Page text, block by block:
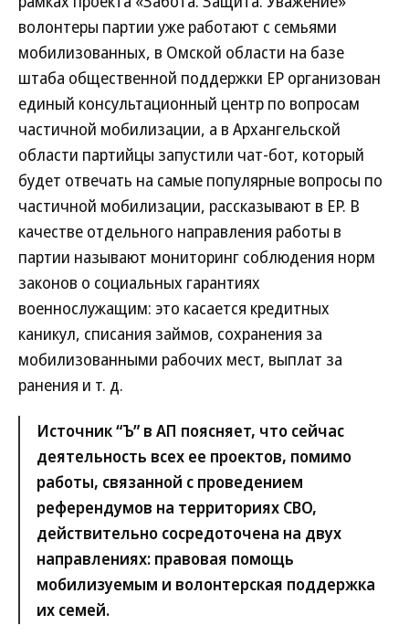
волонтеры партии уже работают с семьями
мобилизованных, в Омской области на базе
штаба общественной поддержки ЕР организован
единый консультационный центр по вопросам
частичной мобилизации, а в Архангельской
области партийцы запустили чат-бот, который
будет отвечать на самые популярные вопросы по
частичной мобилизации, рассказывают в ЕР. В
качестве отдельного направления работы в
партии называют мониторинг соблюдения норм
законов о социальных гарантиях
военнослужащим: это касается кредитных
каникул, списания займов, сохранения за
мобилизованными рабочих мест, выплат за
ранения и т. д.
Источник “Ъ” в АП поясняет, что сейчас
деятельность всех ее проектов, помимо
работы, связанной с проведением
референдумов на территориях СВО,
действительно сосредоточена на двух
направлениях: правовая помощь
мобилизуемым и волонтерская поддержка
их семей.